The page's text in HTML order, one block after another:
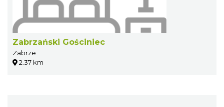
Zabrzański Gościniec
Zabrze
2.37 km